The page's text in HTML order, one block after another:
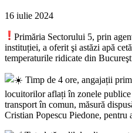
16 iulie 2024
Primăria Sectorului 5, prin
instituției, a oferit şi astăzi apă
temperaturile ridicate din
Timp de 4 ore, angajații
locuitorilor aflați în zonele
transport în comun, măsură
Cristian Popescu Piedone, pentru